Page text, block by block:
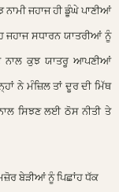
ਜਹਾਜ ਹੀ ਡੂੰਘੇ ਪਾਣੀਆਂ
ਜਹਾਜ ਸਧਾਰਨ ਯਾਤਰੀਆਂ ਨੂੰ
ਨਾਲ ਕੁਝ ਯਾਤਰੂ ਆਪਣੀਆਂ
ਨੇ ਮੰਜ਼ਿਲ ਤਾਂ ਦੂਰ ਦੀ ਮਿੱਥ
ਸਿਝਣ ਲਈ ਠੋਸ ਨੀਤੀ ਤੇ
ਬੇੜੀਆਂ ਨੂੰ ਪਿਛਾਂਹ ਧੱਕ